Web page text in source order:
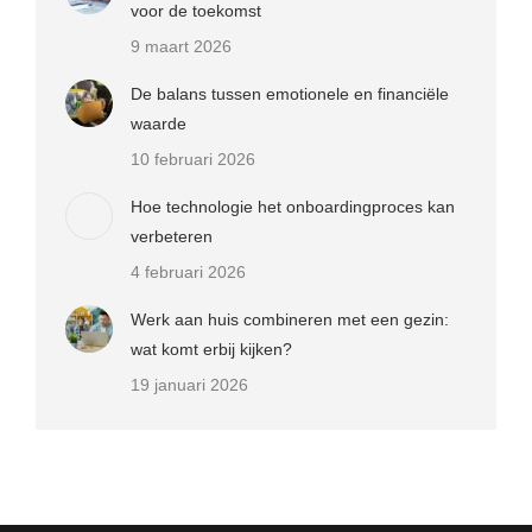
voor de toekomst
9 maart 2026
De balans tussen emotionele en financiële
waarde
10 februari 2026
Hoe technologie het onboardingproces kan
verbeteren
4 februari 2026
Werk aan huis combineren met een gezin:
wat komt erbij kijken?
19 januari 2026